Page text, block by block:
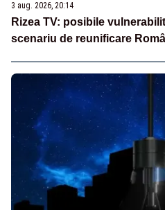
3 aug. 2026, 20:14
Rizea TV: posibile
scenariu de reunificare